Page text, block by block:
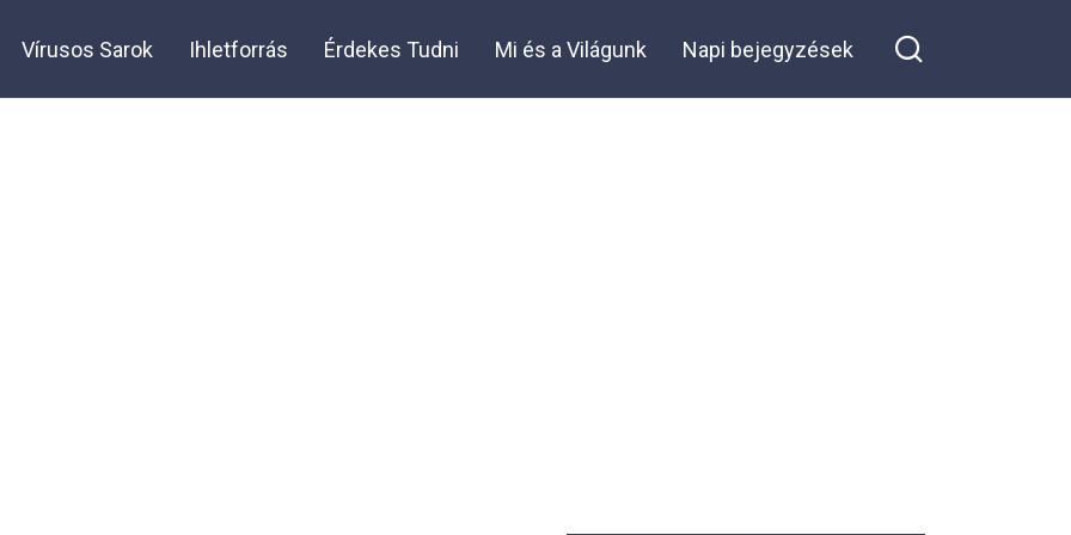
Vírusos Sarok Ihletforrás Érdekes Tudni Mi és a Világunk Napi bejegyzések
ott